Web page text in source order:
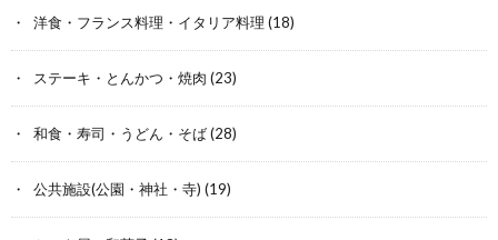
洋食・フランス料理・イタリア料理 (18)
ステーキ・とんかつ・焼肉 (23)
和食・寿司・うどん・そば(28)
公共施設(公園・神社・寺) (19)